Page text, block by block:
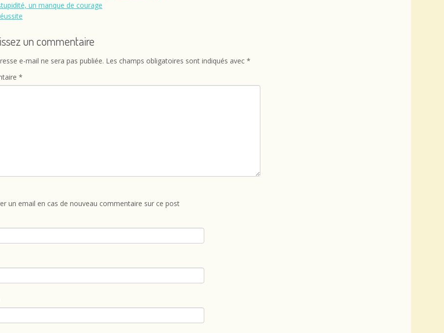
un manque de courage
un commentaire
e-mail ne sera pas publiée. Les champs obligatoires sont indiqués avec *
*
un email en cas de nouveau commentaire sur ce post